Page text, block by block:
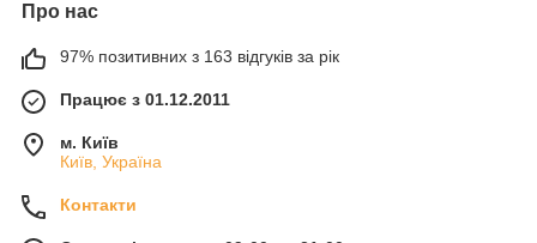
Про нас
97% позитивних з 163 відгуків за рік
Працює з 01.12.2011
м. Київ
Київ, Україна
Контакти